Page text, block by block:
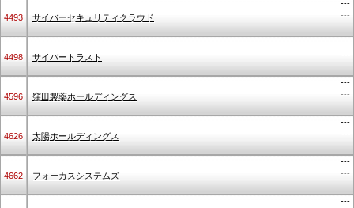
4493 サイバーセキュリティクラウド
---
---
4498 サイバートラスト
---
---
4596 窪田製薬ホールディングス
---
---
4626 太陽ホールディングス
---
---
4662 フォーカスシステムズ
---
---
---